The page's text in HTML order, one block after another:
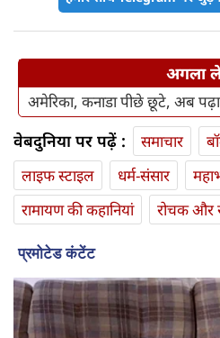
अगला
अमेरिका, कनाडा पीछे छूटे, अब
वेबदुनिया पर पढ़ें : समाचार
लाइफ स्‍टाइल
धर्म-संसार
रामायण की कहानियां
रोचक और